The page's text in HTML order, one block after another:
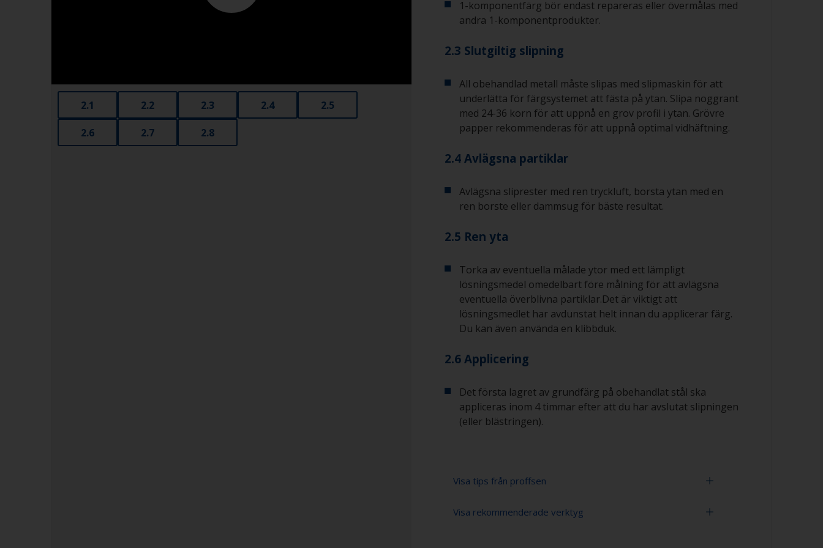
2.1 2.2 2.3 2.4 2.5
2.6 2.7 2.8
1-komponentfärg bör endast repareras eller övermålas med
andra 1-komponentprodukter.
2.3 Slutgiltig slipning
All obehandlad metall måste slipas med slipmaskin för att
underlätta för färgsystemet att fästa på ytan. Slipa noggrant
med 24-36 korn för att uppnå en grov profil i ytan. Grövre
papper rekommenderas för att uppnå optimal vidhäftning.
2.4 Avlägsna partiklar
Avlägsna sliprester med ren tryckluft, borsta ytan med en
ren borste eller dammsug för bäste resultat.
2.5 Ren yta
Torka av eventuella målade ytor med ett lämpligt
lösningsmedel omedelbart före målning för att avlägsna
eventuella överblivna partiklar.Det är viktigt att
lösningsmedlet har avdunstat helt innan du applicerar färg.
Du kan även använda en klibbduk.
2.6 Applicering
Det första lagret av grundfärg på obehandlat stål ska
appliceras inom 4 timmar efter att du har avslutat slipningen
(eller blästringen).
Visa tips från proffsen
Korrosionsmaterial/rost kommer att börja bildas i närvaro av
Visa rekommenderade verktyg